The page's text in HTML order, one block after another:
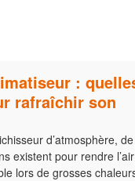
:
rafraîchir son
d’atmosphère, de
existent pour rendre l’air
lors de grosses